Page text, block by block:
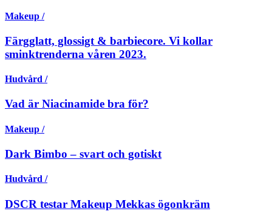
Makeup /
Färgglatt, glossigt & barbiecore. Vi kollar
sminktrenderna våren 2023.
Hudvård /
Vad är Niacinamide bra för?
Makeup /
Dark Bimbo – svart och gotiskt
Hudvård /
DSCR testar Makeup Mekkas ögonkräm